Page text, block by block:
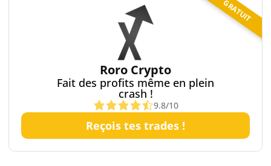
GRATUIT
Roro Crypto
Fait des profits même en plein
crash !
9.8/10
Reçois tes trades !